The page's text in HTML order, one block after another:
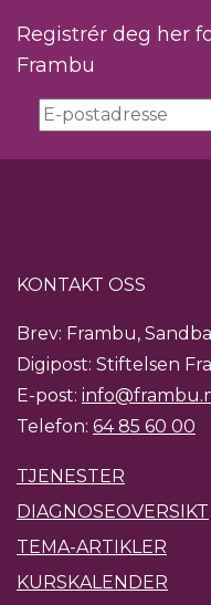
Registrér deg her
Frambu
KONTAKT OSS
Brev: Frambu,
Digipost: Stiftelsen
E-post:
Telefon: 64 85 60 00
TJENESTER
DIAGNOSEOVERSIKT
TEMA-ARTIKLER
KURSKALENDER